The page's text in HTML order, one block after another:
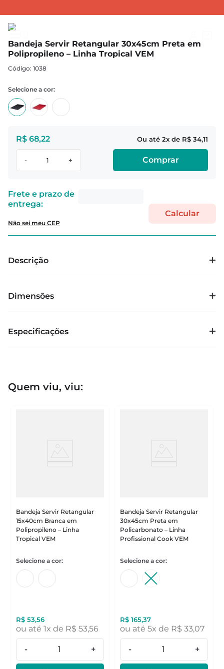
Bandeja Servir Retangular 30x45cm Preta em
Polipropileno – Linha Tropical VEM
: 1038
R$ 68,22 2 R$ 34,11
- + Comprar
Não sei meu CEP
Descrição
Dimensões
Especificações
Quem viu, viu:
Bandeja Servir Retangular
15x40cm Branca em
Polipropileno – Linha
Tropical VEM
R$ 53,56
ou até 1x de R$ 53,56
- +
Bandeja Servir Retangular
30x45cm Preta em
Policarbonato – Linha
Profissional Cook VEM
R$ 165,37
ou até 5x de R$ 33,07
- +